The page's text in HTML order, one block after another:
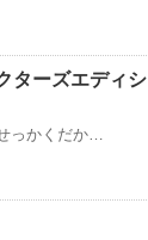
ターズエディシ
っかくだか…